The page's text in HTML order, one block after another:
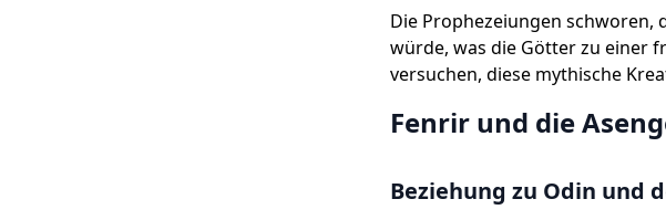
Die Prophezeiungen schworen,
würde, was die Götter zu einer
versuchen, diese mythische
Fenrir und die
Beziehung zu Odin und